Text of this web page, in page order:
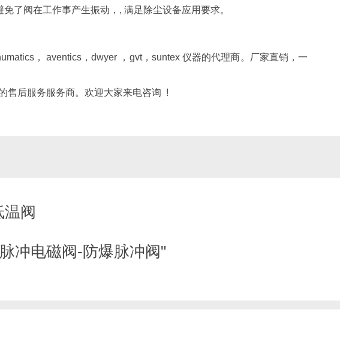
了阀在工作事产生振动，, 满足除尘设备应用要求。
， aventics，dwyer ，gvt，suntex 仪器的代理商。厂家直销，一
售后服务服务商。欢迎大家来电咨询 !
阀
冲电磁阀-防爆脉冲阀"